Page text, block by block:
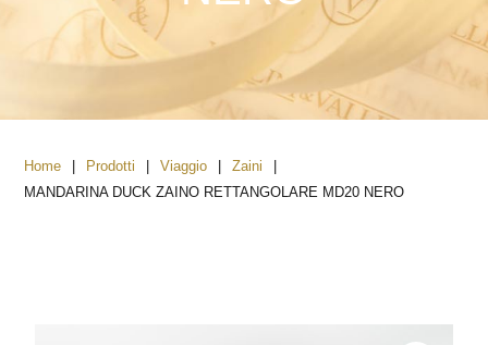
Home | Prodotti | Viaggio | Zaini
|
MANDARINA DUCK ZAINO RETTANGOLARE MD20 NERO